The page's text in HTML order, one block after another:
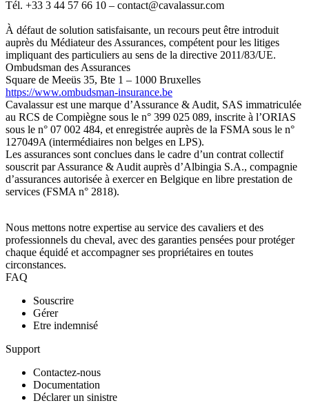
Tél. +33 3 44 57 66 10 – contact@cavalassur.com
À défaut de solution satisfaisante, un recours peut être introduit
auprès du Médiateur des Assurances, compétent pour les litiges
impliquant des particuliers au sens de la directive 2011/83/UE.
Ombudsman des Assurances
Square de Meeüs 35, Bte 1 – 1000 Bruxelles
https://www.ombudsman-insurance.be
Cavalassur est une marque d’Assurance & Audit, SAS immatriculée
au RCS de Compiègne sous le n° 399 025 089, inscrite à l’ORIAS
sous le n° 07 002 484, et enregistrée auprès de la FSMA sous le n°
127049A (intermédiaires non belges en LPS).
Les assurances sont conclues dans le cadre d’un contrat collectif
souscrit par Assurance & Audit auprès d’Albingia S.A., compagnie
d’assurances autorisée à exercer en Belgique en libre prestation de
services (FSMA n° 2818).
Nous mettons notre expertise au service des cavaliers et des
professionnels du cheval, avec des garanties pensées pour protéger
chaque équidé et accompagner ses propriétaires en toutes
circonstances.
FAQ
Souscrire
Gérer
Etre indemnisé
Support
Contactez-nous
Documentation
Déclarer un sinistre